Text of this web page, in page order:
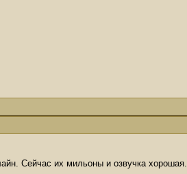
Сейчас их мильоны и озвучка хорошая.